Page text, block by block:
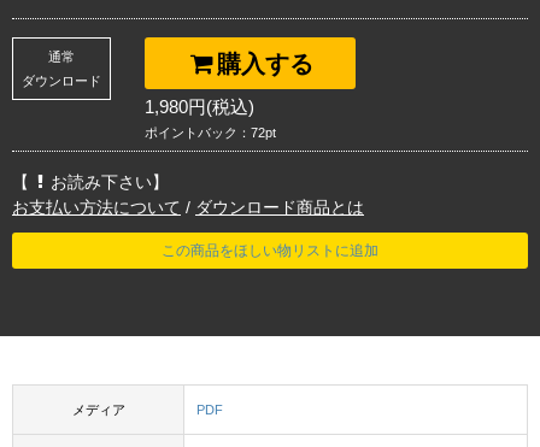
購入する
通常
ダウンロード
1,980円(税込)
ポイントバック：72pt
【
お読み下さい】
お支払い方法について / ダウンロード商品とは
この商品をほしい物リストに追加
メディア PDF